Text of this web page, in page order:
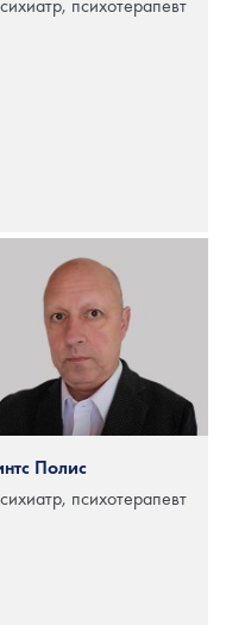
психотерапевт
Полис
психотерапевт